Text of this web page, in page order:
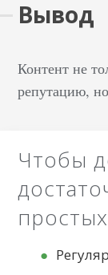
Вывод
Контент не
репутацию,
Чтобы